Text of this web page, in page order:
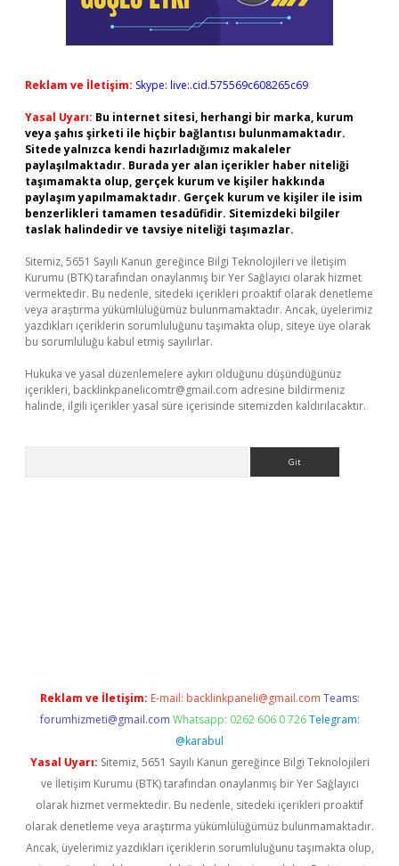
Reklam ve İletişim: Skype: live:.cid.575569c608265c69
Yasal Uyarı: Bu internet sitesi, herhangi bir marka, kurum
veya şahıs şirketi ile hiçbir bağlantısı bulunmamaktadır.
Sitede yalnızca kendi hazırladığımız makaleler
paylaşılmaktadır. Burada yer alan içerikler haber niteliği
taşımamakta olup, gerçek kurum ve kişiler hakkında
paylaşım yapılmamaktadır. Gerçek kurum ve kişiler ile isim
benzerlikleri tamamen tesadüfidir. Sitemizdeki bilgiler
taslak halindedir ve tavsiye niteliği taşımazlar.
Sitemiz, 5651 Sayılı Kanun gereğince Bilgi Teknolojileri ve İletişim
Kurumu (BTK) tarafından onaylanmış bir Yer Sağlayıcı olarak hizmet
vermektedir. Bu nedenle, sitedeki içerikleri proaktif olarak denetleme
veya araştırma yükümlülüğümüz bulunmamaktadır. Ancak, üyelerimiz
yazdıkları içeriklerin sorumluluğunu taşımakta olup, siteye üye olarak
bu sorumluluğu kabul etmiş sayılırlar.
Hukuka ve yasal düzenlemelere aykırı olduğunu düşündüğünüz
içerikleri, backlinkpanelicomtr@gmail.com adresine bildirmeniz
halinde, ilgili içerikler yasal süre içerisinde sitemizden kaldırılacaktır.
Reklam ve İletişim: E-mail: backlinkpaneli@gmail.com Teams:
forumhizmeti@gmail.com Whatsapp: 0262 606 0 726 Telegram:
@karabul
Yasal Uyarı: Sitemiz, 5651 Sayılı Kanun gereğince Bilgi Teknolojileri
ve İletişim Kurumu (BTK) tarafından onaylanmış bir Yer Sağlayıcı
olarak hizmet vermektedir. Bu nedenle, sitedeki içerikleri proaktif
olarak denetleme veya araştırma yükümlülüğümüz bulunmamaktadır.
Ancak, üyelerimiz yazdıkları içeriklerin sorumluluğunu taşımakta olup,